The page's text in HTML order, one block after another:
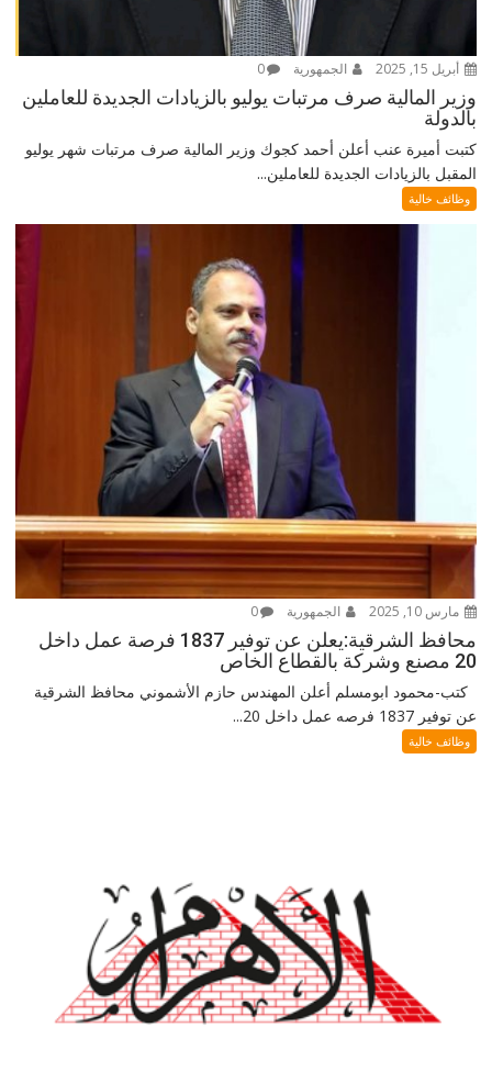
أبريل 15, 2025 الجمهورية 0
وزير المالية صرف مرتبات يوليو بالزيادات الجديدة للعاملين
بالدولة
كتبت أميرة عنب أعلن أحمد كجوك وزير المالية صرف مرتبات شهر يوليو
المقبل بالزيادات الجديدة للعاملين...
وظائف خالية
مارس 10, 2025 الجمهورية 0
محافظ الشرقية:يعلن عن توفير 1837 فرصة عمل داخل
20 مصنع وشركة بالقطاع الخاص
كتب-محمود ابومسلم أعلن المهندس حازم الأشموني محافظ الشرقية
عن توفير 1837 فرصه عمل داخل 20...
وظائف خالية